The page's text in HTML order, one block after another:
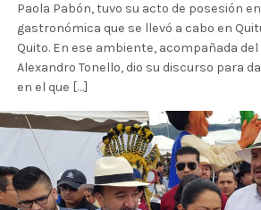
Paola Pabón, tuvo su acto de posesión
gastronómica que se llevó a cabo en
Quito. En ese ambiente, acompañada
Alexandro Tonello, dio su discurso para
en el que […]